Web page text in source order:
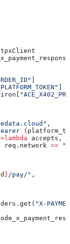
,
{
=lambda accepts ,
req.network ==
}/pay/" ,
"X-